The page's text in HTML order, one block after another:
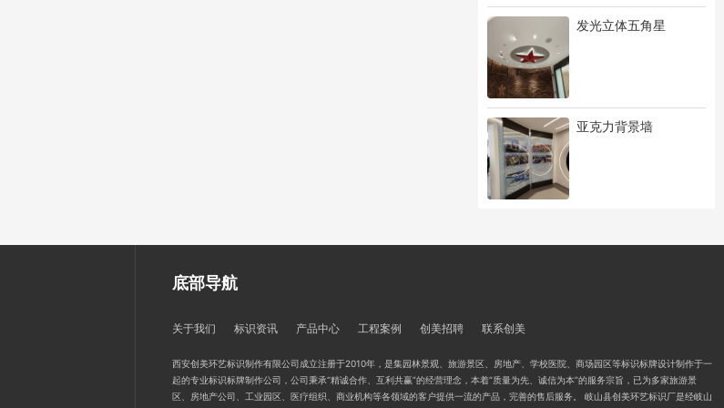
发光立体五角星
亚克力背景墙
底部导航
关于我们 标识资讯 产品中心 工程案例 创美招聘 联系创美
西安创美环艺标识制作有限公司成立注册于2010年，是集园林景观、旅游景区、房地产、学校医院、商场园区等标识标牌设计制作于一
起的专业标识标牌制作公司，公司秉承“精诚合作、互利共赢”的经营理念，本着“质量为先、诚信为本”的服务宗旨，已为多家旅游景
区、房地产公司、工业园区、医疗组织、商业机构等各领域的客户提供一流的产品，完善的售后服务。 岐山县创美环艺标识厂是经岐山